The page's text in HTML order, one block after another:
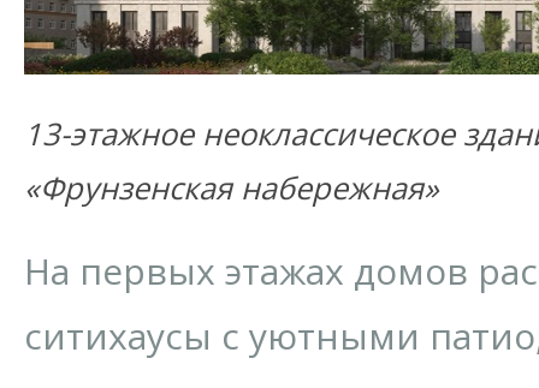
13-этажное неоклассическое
«Фрунзенская набережная»
На первых этажах домов
ситихаусы с уютными